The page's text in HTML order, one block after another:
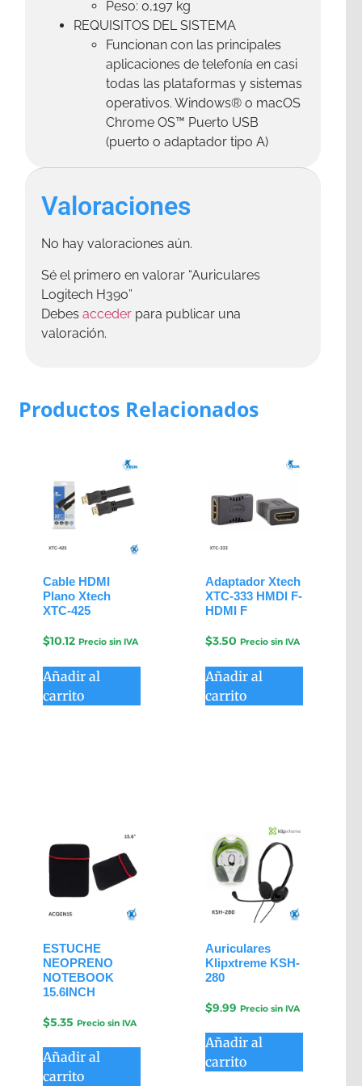
Peso: 0,197 kg
REQUISITOS DEL SISTEMA
Funcionan con las principales
aplicaciones de telefonía en casi
todas las plataformas y sistemas
operativos. Windows® o macOS
Chrome OS™ Puerto USB
(puerto o adaptador tipo A)
Valoraciones
No hay valoraciones aún.
Sé el primero en valorar “Auriculares
Logitech H390”
Debes acceder para publicar una
valoración.
Productos Relacionados
Cable HDMI
Plano Xtech
XTC-425
$10.12 Precio sin IVA
Añadir al
carrito
Adaptador Xtech
XTC-333 HMDI F-
HDMI F
$3.50 Precio sin IVA
Añadir al
carrito
ESTUCHE
NEOPRENO
NOTEBOOK
15.6INCH
$5.35 Precio sin IVA
Añadir al
carrito
Auriculares
Klipxtreme KSH-
280
$9.99 Precio sin IVA
Añadir al
carrito